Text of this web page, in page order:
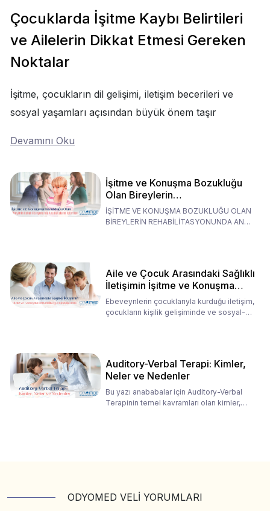
Çocuklarda İşitme Kaybı Belirtileri
ve Ailelerin Dikkat Etmesi Gereken
Noktalar
İşitme, çocukların dil gelişimi, iletişim becerileri ve
sosyal yaşamları açısından büyük önem taşır
Devamını Oku
İşitme ve Konuşma Bozukluğu
Olan Bireylerin
Rehabilitasyonunda Ana
Babaların Tutumları
İŞİTME VE KONUŞMA BOZUKLUĞU OLAN
BİREYLERİN REHABİLİTASYONUNDA ANA
Aile ve Çocuk Arasındaki Sağlıklı
İletişimin İşitme ve Konuşma
Rehabilitasyonundaki Rolü
Ebeveynlerin çocuklarıyla kurduğu iletişim,
çocukların kişilik gelişiminde ve sosyal-
Auditory-Verbal Terapi: Kimler,
Neler ve Nedenler
Bu yazı anababalar için Auditory-Verbal
Terapinin temel kavramları olan kimler,
ODYOMED VELİ YORUMLARI